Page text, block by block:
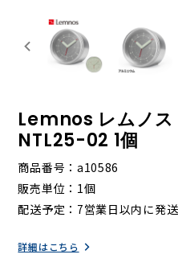
Lemnos レムノス
NTL25-02 1個
商品番号
a10586
販売単位
1個
配送予定
7営業日以内に発送
詳細はこちら